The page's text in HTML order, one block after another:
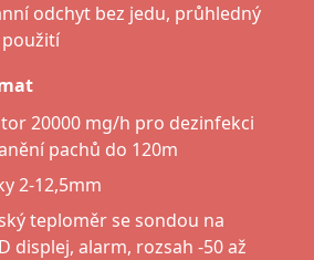
odchyt bez jedu, průhledný
20000 mg/h pro dezinfekci
pachů do 120m
2-12,5mm
teploměr se sondou na
displej, alarm, rozsah -50 až